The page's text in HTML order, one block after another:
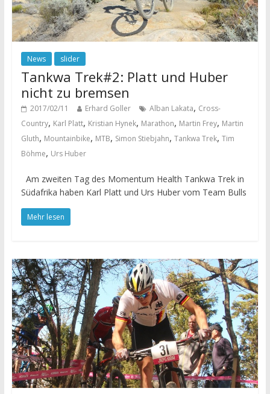
News slider
Tankwa Trek#2: Platt und Huber
nicht zu bremsen
2017/02/11 Erhard Goller Alban Lakata, Cross-
Country, Karl Platt, Kristian Hynek, Marathon, Martin Frey, Martin
Gluth, Mountainbike, MTB, Simon Stiebjahn, Tankwa Trek, Tim
Böhme, Urs Huber
Am zweiten Tag des Momentum Health Tankwa Trek in
Südafrika haben Karl Platt und Urs Huber vom Team Bulls
Mehr lesen